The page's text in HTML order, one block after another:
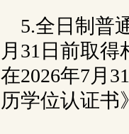
5.全日制普
月31日前取
在2026年7月
历学位认证书